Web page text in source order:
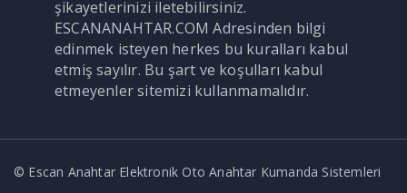
şikayetlerinizi iletebilirsiniz.
ESCANANAHTAR.COM Adresinden bilgi
edinmek isteyen herkes bu kuralları kabul
etmiş sayılır. Bu şart ve koşulları kabul
etmeyenler sitemizi kullanmamalıdır.
© Escan Anahtar Elektronik Oto Anahtar Kumanda Sistemleri